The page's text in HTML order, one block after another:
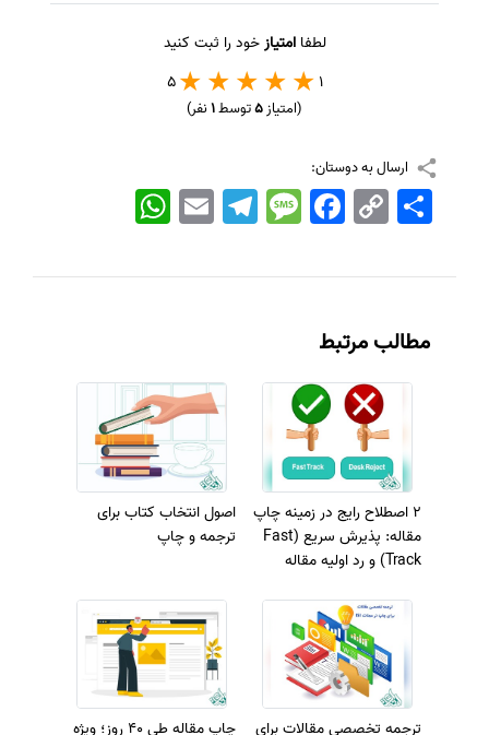
لطفاامتیاز خود را ثبت کنید
1
5
(امتیاز5توسط1نفر)
ارسال به دوستان:
WhatsApp EmailTelegramMessageFacebook Copy
Link
اشتراک
مطالب مرتبط
2 اصطلاح رایج در زمینه چاپ
مقاله: پذیرش سریع (Fast
Track) و رد اولیه مقاله
اصول انتخاب کتاب برای
ترجمه و چاپ
ترجمه تخصصی مقالات برای
چاپ مقاله طی 40 روز؛ ویژه